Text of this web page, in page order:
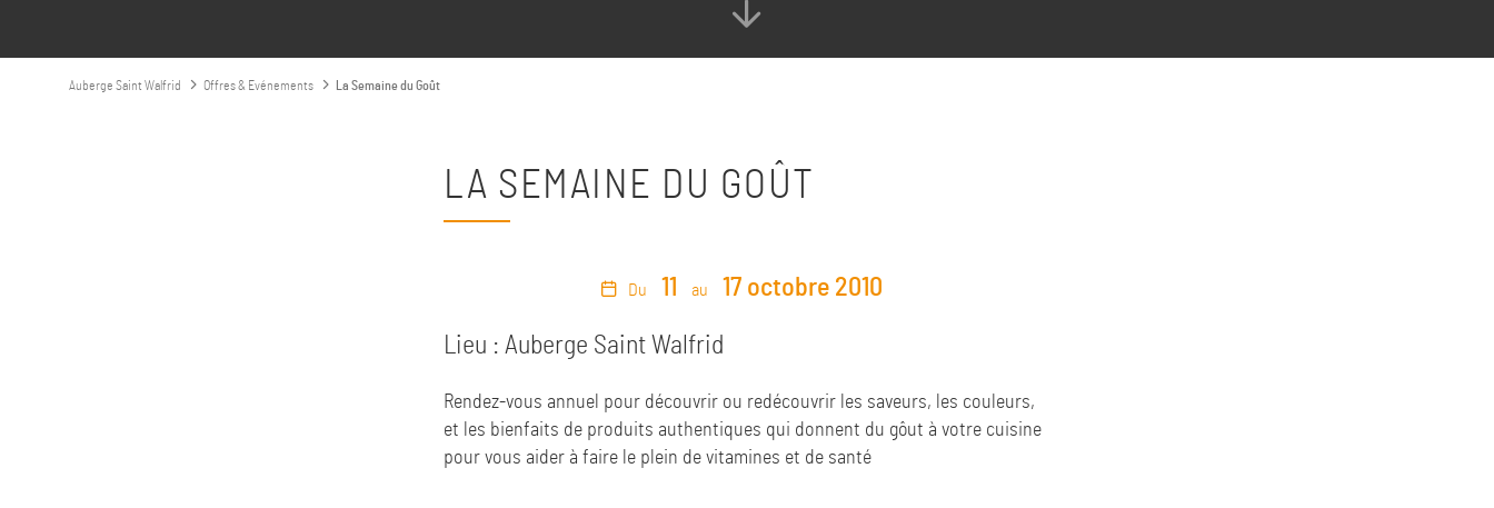
Auberge Saint Walfrid Offres & Evénements La Semaine du Goût
LA SEMAINE DU GOÛT
Du 11 au 17 octobre 2010
Lieu : Auberge Saint Walfrid
Rendez-vous annuel pour découvrir ou redécouvrir les saveurs, les couleurs,
et les bienfaits de produits authentiques qui donnent du gôut à votre cuisine
pour vous aider à faire le plein de vitamines et de santé